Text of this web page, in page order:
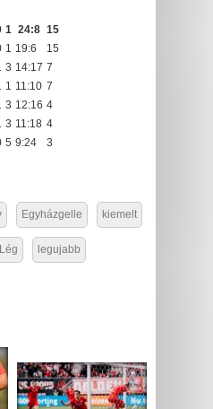
1 24:8 15
1 19:6
15
3 14:17 7
1 11:10 7
3 12:16 4
3 11:18 4
5 9:24 3
Egyházgelle kiemelt
Lég legujabb